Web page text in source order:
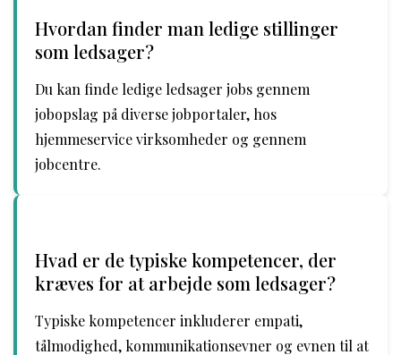
Hvordan finder man ledige stillinger
som ledsager?
Du kan finde ledige ledsager jobs gennem
jobopslag på diverse jobportaler, hos
hjemmeservice virksomheder og gennem
jobcentre.
Hvad er de typiske kompetencer, der
kræves for at arbejde som ledsager?
Typiske kompetencer inkluderer empati,
tålmodighed, kommunikationsevner og evnen til at